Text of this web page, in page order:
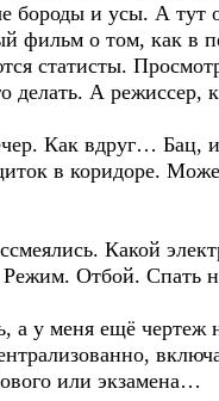
и усы. А тут
фильм о том, как в
статисты.
А режиссер,
Как вдруг… Бац,
в коридоре.
Какой
Отбой. Спать
а у меня ещё чертеж
или экзамена…